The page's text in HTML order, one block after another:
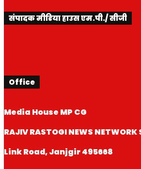
संपादक मीडिया हाउस एम.पी./ सीजी
Office
Media House MP CG
RAJIV RASTOGI NEWS NETWORK
Link Road, Janjgir 495668